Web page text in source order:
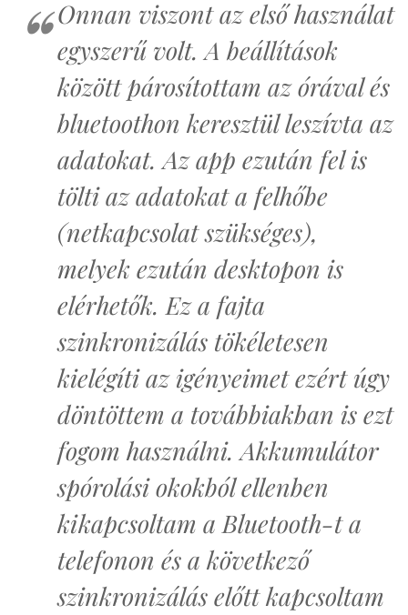
Onnan viszont az első használat
egyszerű volt. A beállítások
között párosítottam az órával és
bluetoothon keresztül leszívta az
adatokat. Az app ezután fel is
tölti az adatokat a felhőbe
(netkapcsolat szükséges),
melyek ezután desktopon is
elérhetők. Ez a fajta
szinkronizálás tökéletesen
kielégíti az igényeimet ezért úgy
döntöttem a továbbiakban is ezt
fogom használni. Akkumulátor
spórolási okokból ellenben
kikapcsoltam a Bluetooth-t a
telefonon és a következő
szinkronizálás előtt kapcsoltam